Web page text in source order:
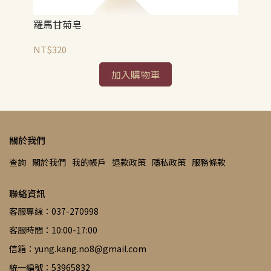
羅馬甘菊皂
NT$320
加入購物車
關於我們
查詢 關於我們 我的帳戶 退款政策 隱私政策 服務條款
聯絡資訊
客服專線：037-270998
客服時間：10:00-17:00
信箱：yung.kang.no8@gmail.com
統一編號：53965832